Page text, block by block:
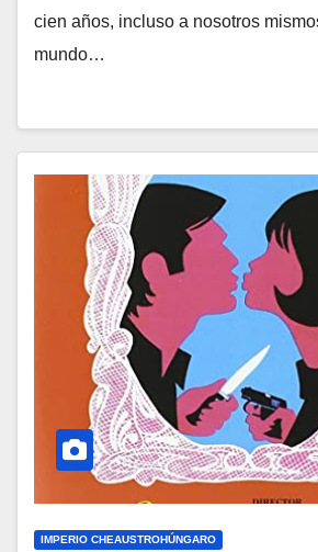
cien años, incluso a nosotros
mundo…
IMPERIO CHEAUSTROHÚNGARO